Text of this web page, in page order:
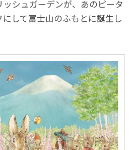
シュガーデンが、あのピータ
して富士山のふもとに誕生し